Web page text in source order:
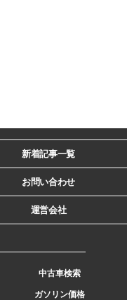
新着記事一覧
お問い合わせ
運営会社
中古車検索
ガソリン価格